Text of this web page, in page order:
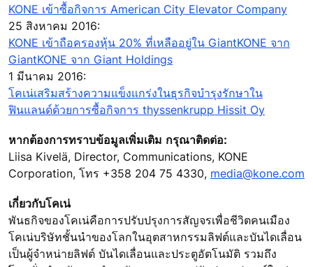
KONE เข้าซื้อกิจการ American City Elevator Company
25 สิงหาคม 2016:
KONE เข้าถือครองหุ้น 20% ที่เหลืออยู่ใน GiantKONE จาก
GiantKONE จาก Giant Holdings
1 มีนาคม 2016:
โคเน่เสริมสร้างความแข็งแกร่งในธุรกิจบำรุงรักษาใน
ฟินแลนด์ด้วยการซื้อกิจการ thyssenkrupp Hissit Oy
หากต้องการทราบข้อมูลเพิ่มเติม กรุณาติดต่อ:
Liisa Kivelä, Director, Communications, KONE
Corporation, โทร +358 204 75 4330, media@kone.com
เกี่ยวกับโคเน่
พันธกิจของโคเน่คือการปรับปรุงการสัญจรเพื่อชีวิตคนเมือง
โคเน่บริษัทชั้นนำของโลกในอุตสาหกรรมลิฟต์และบันไดเลื่อน
เป็นผู้จำหน่ายลิฟต์ บันไดเลื่อนและประตูอัตโนมัติ รวมถึง